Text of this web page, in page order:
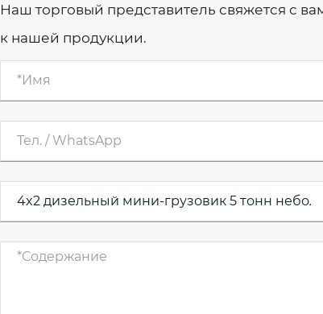
Наш торговый представитель свяжется с
к нашей продукции.